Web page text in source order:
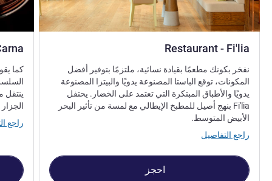
Restaurant - Fi'lia
نفخر بكونك مطعمًا بقيادة نسائية، ملتزمًا بتوفير أفضل
المكونات، توقع الباستا المصنوعة يدويًا والبيتزا المصنوعة
يدويًا والأطباق المبتكرة التي تعتمد على الخضار. يحتفل
Fi'lia بنهج أصيل للمطبخ الإيطالي مع لمسة من تأثير البحر
الأبيض المتوسط.
راجع التفاصيل
احجز
كما
ينتقل
راجع